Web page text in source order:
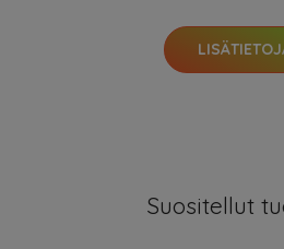
Suositellut